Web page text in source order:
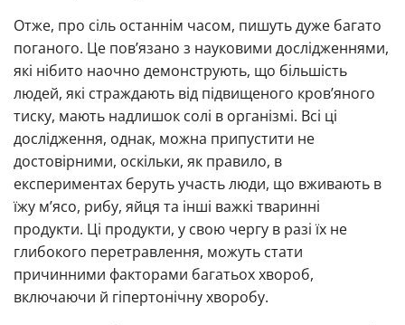
Отже, про сіль останнім часом, пишуть дуже багато
поганого. Це пов’язано з науковими дослідженнями,
які нібито наочно демонструють, що більшість
людей, які страждають від підвищеного кров’яного
тиску, мають надлишок солі в організмі. Всі ці
дослідження, однак, можна припустити не
достовірними, оскільки, як правило, в
експериментах беруть участь люди, що вживають в
їжу м’ясо, рибу, яйця та інші важкі тваринні
продукти. Ці продукти, у свою чергу в разі їх не
глибокого перетравлення, можуть стати
причинними факторами багатьох хвороб,
включаючи й гіпертонічну хворобу.